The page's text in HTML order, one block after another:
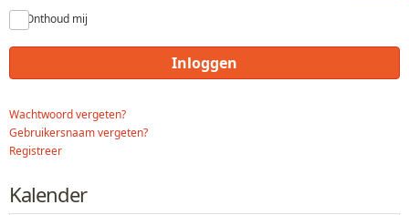
Onthoud mij
Inloggen
Wachtwoord vergeten?
Gebruikersnaam vergeten?
Registreer
Kalender